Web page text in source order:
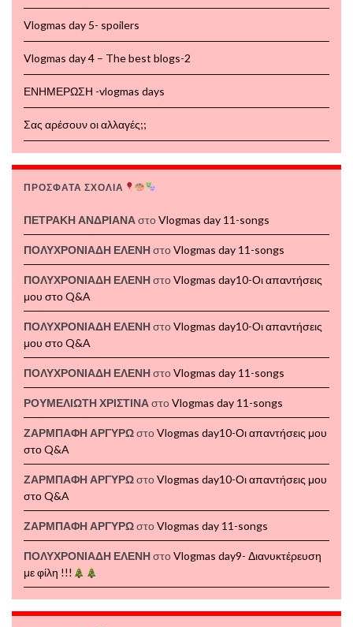
Vlogmas day 5- spoilers
Vlogmas day 4 – The best blogs-2
ΕΝΗΜΕΡΩΣΗ -vlogmas days
Σας αρέσουν οι αλλαγές;;
ΠΡΟΣΦΑΤΑ ΣΧΟΛΙΑ
ΠΕΤΡΑΚΗ ΑΝΔΡΙΑΝΑστοVlogmas day 11-songs
ΠΟΛΥΧΡΟΝΙΑΔΗ ΕΛΕΝΗστοVlogmas day 11-songs
ΠΟΛΥΧΡΟΝΙΑΔΗ ΕΛΕΝΗστοVlogmas day10-Οι απαντήσεις
μου στο Q&A
ΠΟΛΥΧΡΟΝΙΑΔΗ ΕΛΕΝΗστοVlogmas day10-Οι απαντήσεις
μου στο Q&A
ΠΟΛΥΧΡΟΝΙΑΔΗ ΕΛΕΝΗστοVlogmas day 11-songs
ΡΟΥΜΕΛΙΩΤΗ ΧΡΙΣΤΙΝΑστοVlogmas day 11-songs
ΖΑΡΜΠΑΦΗ ΑΡΓΥΡΩστοVlogmas day10-Οι απαντήσεις μου
στο Q&A
ΖΑΡΜΠΑΦΗ ΑΡΓΥΡΩστοVlogmas day10-Οι απαντήσεις μου
στο Q&A
ΖΑΡΜΠΑΦΗ ΑΡΓΥΡΩστοVlogmas day 11-songs
ΠΟΛΥΧΡΟΝΙΑΔΗ ΕΛΕΝΗστοVlogmas day9- Διανυκτέρευση
με φίλη !!!